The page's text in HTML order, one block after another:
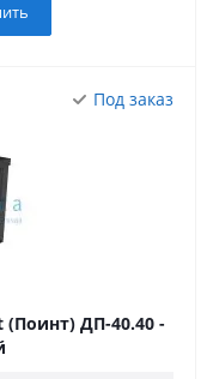
Под заказ
ДП-40.40 -